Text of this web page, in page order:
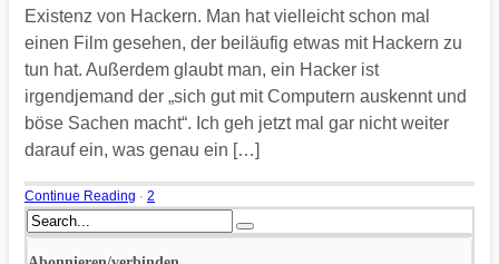
Existenz von Hackern. Man hat vielleicht schon mal
einen Film gesehen, der beiläufig etwas mit Hackern zu
tun hat. Außerdem glaubt man, ein Hacker ist
irgendjemand der „sich gut mit Computern auskennt und
böse Sachen macht“. Ich geh jetzt mal gar nicht weiter
darauf ein, was genau ein […]
Continue Reading · 2